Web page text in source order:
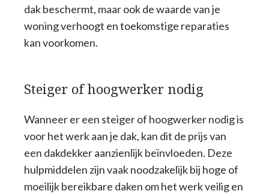
dak beschermt, maar ook de waarde van je
woning verhoogt en toekomstige reparaties
kan voorkomen.
Steiger of hoogwerker nodig
Wanneer er een steiger of hoogwerker nodig is
voor het werk aan je dak, kan dit de prijs van
een dakdekker aanzienlijk beïnvloeden. Deze
hulpmiddelen zijn vaak noodzakelijk bij hoge of
moeilijk bereikbare daken om het werk veilig en